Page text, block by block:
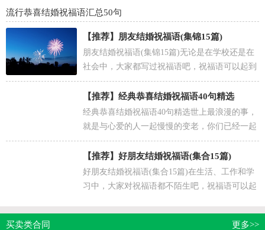
流行恭喜结婚祝福语汇总50句
【推荐】 朋友结婚祝福语(集锦15篇)
朋友结婚祝福语(集锦15篇)无论是在学校还是在
社会中，大家都写过祝福语吧，祝福语可以起到
增进人与人之间情感交流的作用。相信写祝福语
是一个让...
【推荐】 经典恭喜结婚祝福语40句精选
经典恭喜结婚祝福语40句精选世上最浪漫的事，
就是与心爱的人一起慢慢的变老，你们已经一起
走过了二十五年的年华，接下来还有很多的十年
二十年，你们...
【推荐】 好朋友结婚祝福语(集合15篇)
好朋友结婚祝福语(集合15篇)在生活、工作和学
习中，大家对祝福语都不陌生吧，祝福语可以起
才能写得...
买卖类合同 更多>>